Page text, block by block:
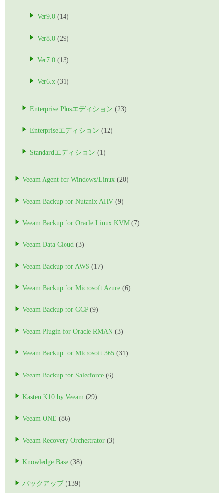
Ver9.0 (14)
Ver8.0 (29)
Ver7.0 (13)
Ver6.x (31)
Enterprise Plusエディション (23)
Enterpriseエディション (12)
Standardエディション (1)
Veeam Agent for Windows/Linux (20)
Veeam Backup for Nutanix AHV (9)
Veeam Backup for Oracle Linux KVM (7)
Veeam Data Cloud (3)
Veeam Backup for AWS (17)
Veeam Backup for Microsoft Azure (6)
Veeam Backup for GCP(9)
Veeam Plugin for Oracle RMAN (3)
Veeam Backup for Microsoft 365 (31)
Veeam Backup for Salesforce (6)
Kasten K10 by Veeam (29)
Veeam ONE (86)
Veeam Recovery Orchestrator (3)
Knowledge Base (38)
バックアップ (139)